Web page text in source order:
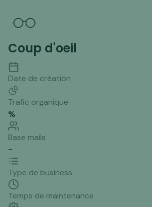
Coup d'oeil
Date de création
Trafic organique
%
Base mails
-
Type de business
Temps de maintenance